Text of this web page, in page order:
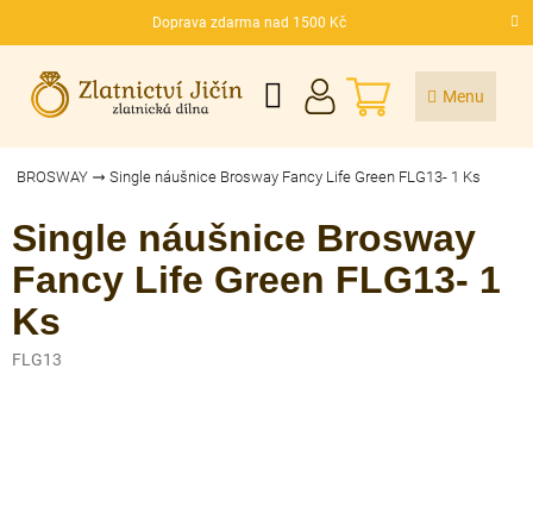
Doprava zdarma nad 1500 Kč
CZK
NÁKUPNÍ
KOŠÍK
BROSWAY Single náušnice Brosway Fancy Life Green FLG13- 1 Ks
Single náušnice Brosway
Fancy Life Green FLG13- 1
Ks
FLG13